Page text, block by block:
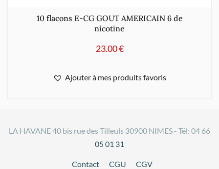
10 flacons E-CG GOUT AMERICAIN 6 de
nicotine
23.00€
Ajouter à mes produits favoris
LA HAVANE 40 bis rue des Tilleuls 30900 NIMES - Tél: 04 66
05 01 31
Contact CGU CGV